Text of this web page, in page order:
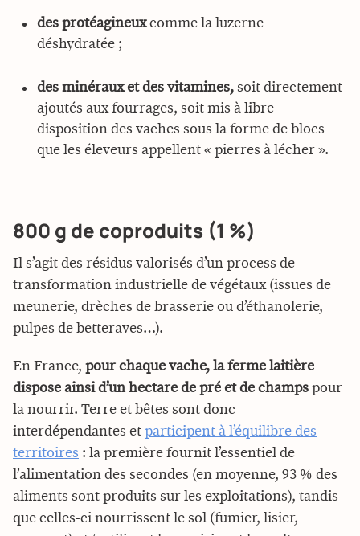
des protéagineuxcomme la luzerne
déshydratée ;
des minéraux et des vitamines, soit directement
ajoutés aux fourrages, soit mis à libre
disposition des vaches sous la forme de blocs
que les éleveurs appellent « pierres à lécher ».
800 g de coproduits (1 %)
Il s’agit des résidus valorisés d’un process de
transformation industrielle de végétaux (issues de
meunerie, drèches de brasserie ou d’éthanolerie,
pulpes de betteraves…).
En France, pour chaque vache, la ferme laitière
dispose ainsi d’un hectare de pré et de champs pour
la nourrir. Terre et bêtes sont donc
interdépendantes et participent à l’équilibre des
territoires : la première fournit l’essentiel de
l’alimentation des secondes (en moyenne, 93 % des
aliments sont produits sur les exploitations), tandis
que celles-ci nourrissent le sol (fumier, lisier,